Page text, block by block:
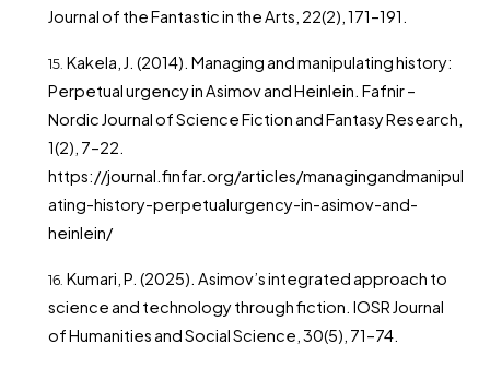
Journal of the Fantastic in the Arts, 22(2), 171–191.
Kakela, J. (2014). Managing and manipulating history:
Perpetual urgency in Asimov and Heinlein. Fafnir –
Nordic Journal of Science Fiction and Fantasy Research,
1(2), 7–22.
https://journal.finfar.org/articles/managingandmanipul
ating-history-perpetualurgency-in-asimov-and-
heinlein/
Kumari, P. (2025). Asimov’s integrated approach to
science and technology through fiction. IOSR Journal
of Humanities and Social Science, 30(5), 71–74.